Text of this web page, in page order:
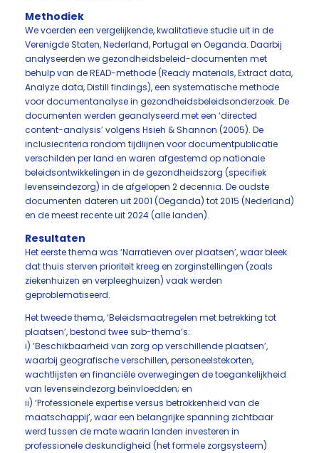
Methodiek
We voerden een vergelijkende, kwalitatieve studie uit in de
Verenigde Staten, Nederland, Portugal en Oeganda. Daarbij
analyseerden we gezondheidsbeleid-documenten met
behulp van de READ-methode (Ready materials, Extract data,
Analyze data, Distill findings), een systematische methode
voor documentanalyse in gezondheidsbeleidsonderzoek. De
documenten werden geanalyseerd met een ‘directed
content-analysis’ volgens Hsieh & Shannon (2005). De
inclusiecriteria rondom tijdlijnen voor documentpublicatie
verschilden per land en waren afgestemd op nationale
beleidsontwikkelingen in de gezondheidszorg (specifiek
levenseindezorg) in de afgelopen 2 decennia. De oudste
documenten dateren uit 2001 (Oeganda) tot 2015 (Nederland)
en de meest recente uit 2024 (alle landen).
Resultaten
Het eerste thema was ‘Narratieven over plaatsen’, waar bleek
dat thuis sterven prioriteit kreeg en zorginstellingen (zoals
ziekenhuizen en verpleeghuizen) vaak werden
geproblematiseerd.
Het tweede thema, ‘Beleidsmaatregelen met betrekking tot
plaatsen’, bestond twee sub-thema’s:
i) ‘Beschikbaarheid van zorg op verschillende plaatsen’,
waarbij geografische verschillen, personeelstekorten,
wachtlijsten en financiële overwegingen de toegankelijkheid
van levenseindezorg beïnvloedden; en
ii) ‘Professionele expertise versus betrokkenheid van de
maatschappij’, waar een belangrijke spanning zichtbaar
werd tussen de mate waarin landen investeren in
professionele deskundigheid (het formele zorgsysteem)